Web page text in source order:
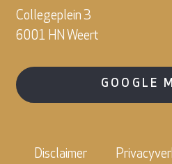
Collegeplein 3
6001 HN Weert
GOOGLE
Disclaimer